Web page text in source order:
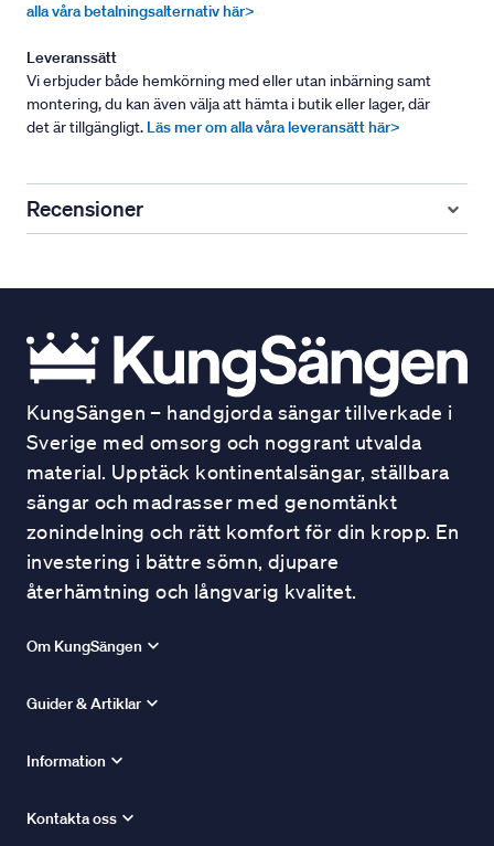
alla våra betalningsalternativ här>
Leveranssätt
Vi erbjuder både hemkörning med eller utan inbärning samt
montering, du kan även välja att hämta i butik eller lager, där
det är tillgängligt. Läs mer om alla våra leveransätt här>
Recensioner
KungSängen – handgjorda sängar tillverkade i
Sverige med omsorg och noggrant utvalda
material. Upptäck kontinentalsängar, ställbara
sängar och madrasser med genomtänkt
zonindelning och rätt komfort för din kropp. En
investering i bättre sömn, djupare
återhämtning och långvarig kvalitet.
Om KungSängen
Guider & Artiklar
Information
Kontakta oss